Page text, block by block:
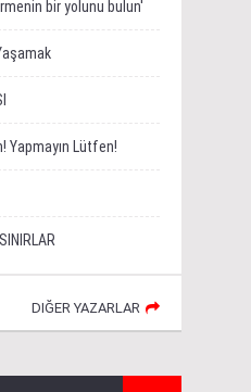
bir yolunu bulun'
Yapmayın Lütfen!
DIĞER YAZARLAR